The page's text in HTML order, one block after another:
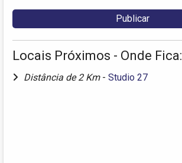
Locais Próximos - Onde Fica:
Distância de 2 Km - Studio 27